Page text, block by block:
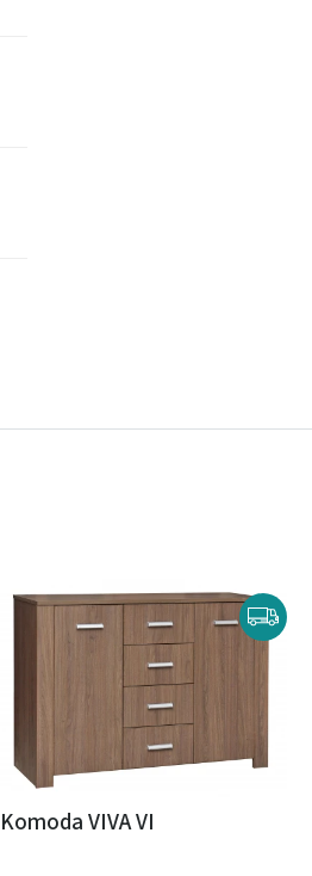
Komoda VIVA VI